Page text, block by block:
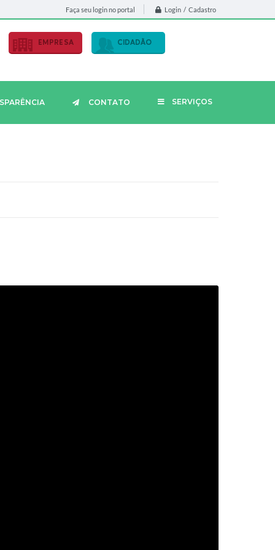
Faça seu login no portal Login / Cadastro
EMPRESA CIDADÃO
CONTATO SERVIÇOS